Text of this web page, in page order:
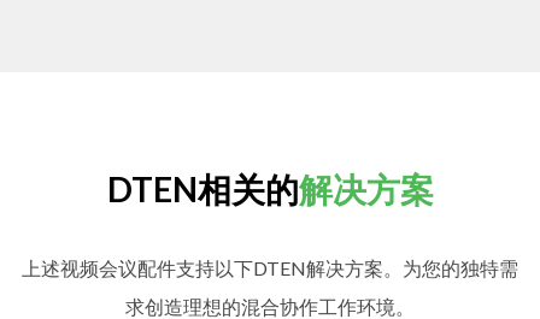
DTEN相关的解决方案
上述视频会议配件支持以下DTEN解决方案。为您的独特需
求创造理想的混合协作工作环境。